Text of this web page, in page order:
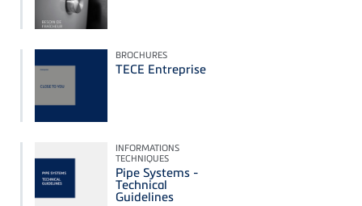
BROCHURES
TECE Entreprise
INFORMATIONS
TECHNIQUES
Pipe Systems -
Technical
Guidelines